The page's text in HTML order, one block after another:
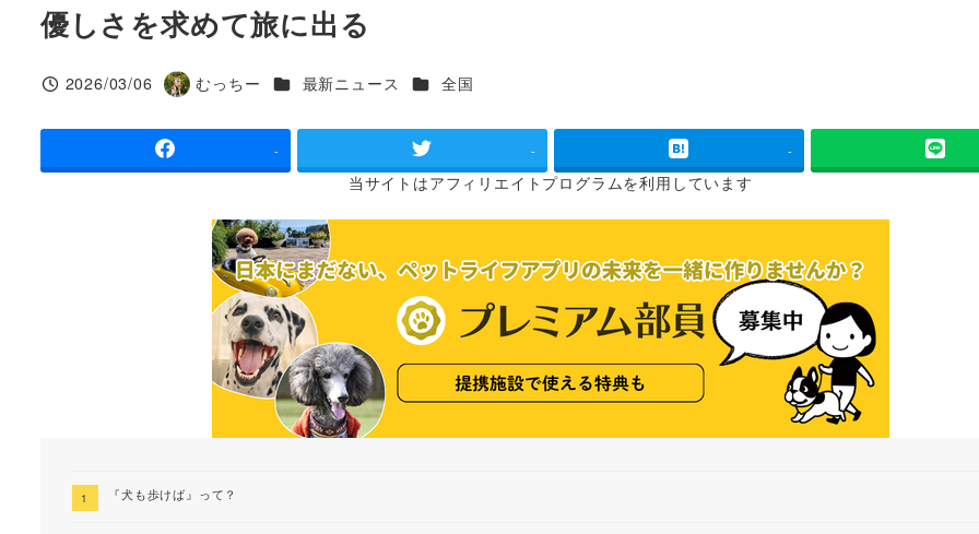
優しさを求めて旅に出る
投稿日
2026/03/06
著
むっちー カテゴリー
最新ニュース カテゴリー
全国
- - -
当サイトはアフィリエイトプログラムを利用しています
『犬も歩けば』って？